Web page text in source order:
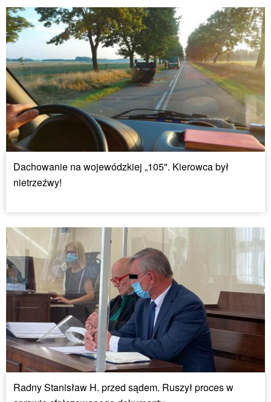
Dachowanie na wojewódzkiej „105". Kierowca był
nietrzeźwy!
Radny Stanisław H. przed sądem. Ruszył proces w